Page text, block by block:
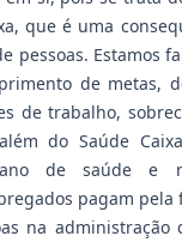
que é uma
pessoas. Estamos
de metas,
de trabalho,
do Saúde
de saúde e
pagam
na administração